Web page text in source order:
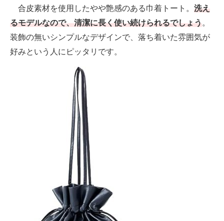
合皮素材を使用したやや艶感のある巾着トート。 洗え
るモデルなので、清潔に長く使い続けられるでしょう。
装飾の無いシンプルなデザインで、落ち着いた雰囲気が
好みという人にピッタリです。